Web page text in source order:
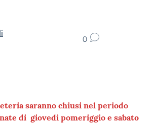
0
saranno chiusi nel periodo
di giovedì pomeriggio e sabato